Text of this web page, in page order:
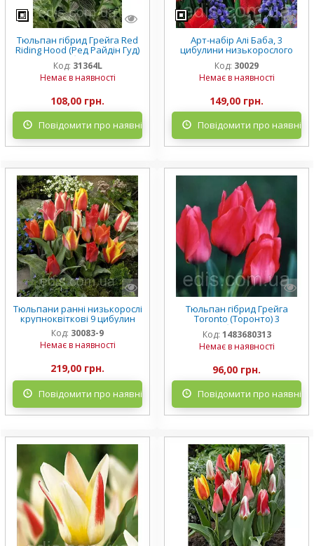
Тюльпан гібрид Грейга Red
Riding Hood (Ред Райдін Гуд)
3 цибулини
Код: 31364L
Немає в наявності
108,00 грн.
Повідомити про наявність
Арт-набір Алі Баба, 3
цибулини низькорослого
тюльпана, 5 цибулин
мушкарі
Код: 30029
Немає в наявності
149,00 грн.
Повідомити про
Тюльпани ранні низькорослі
крупноквіткові 9 цибулин
Код: 30083-9
Немає в наявності
219,00 грн.
Повідомити про наявність
Тюльпан гібрид Грейга
Toronto (Торонто) 3
цибулинки
Код: 1483680313
Немає в наявності
96,00 грн.
Повідомити про